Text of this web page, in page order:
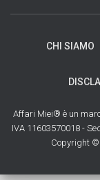
CHI SIAMO
Affari Miei® è un
IVA 11603570018 -
Copyright ©